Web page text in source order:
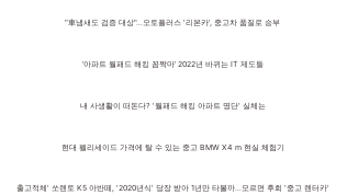
"車냄새도 검증 대상"…오토플러스 '리본카', 중고차 품질로 승부
‘아파트 월패드 해킹 꼼짝마’ 2022년 바뀌는 IT 제도들
내 사생활이 떠돈다? '월패드 해킹 아파트 명단' 실체는
현대 펠리세이드 가격에 탈 수 있는 중고 BMW X4 m 현실 체험기
출고적체' 쏘렌토 K5 아반떼, '2020년식' 당장 받아 1년만 타볼까…모르면 후회 '중고 렌터카'